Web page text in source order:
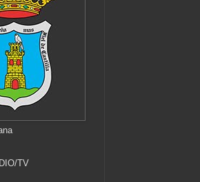
TV